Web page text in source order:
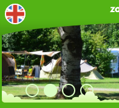
English
Previous